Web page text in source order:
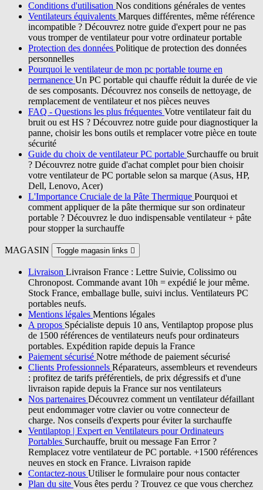
Conditions d'utilisation Nos conditions générales de ventes
Ventilateurs équivalents Marques différentes, même référence
incompatible ? Découvrez notre guide d'expert pour ne pas
vous tromper de ventilateur pour votre ordinateur portable
Protection des données Politique de protection des données
personnelles
Pourquoi le ventilateur de mon pc portable tourne en
permanence Un PC portable qui chauffe réduit la durée de vie
de ses composants. Découvrez nos conseils de nettoyage, de
remplacement de ventilateur et nos pièces neuves
FAQ - Questions les plus fréquentes Votre ventilateur fait du
bruit ou est HS ? Découvrez notre guide pour diagnostiquer la
panne, choisir les bons outils et remplacer votre pièce en toute
sécurité
Guide du choix de ventilateur PC portable Surchauffe ou bruit
? Découvrez notre guide d'achat complet pour bien choisir
votre ventilateur de PC portable selon sa marque (Asus, HP,
Dell, Lenovo, Acer)
L'Importance Cruciale de la Pâte Thermique Pourquoi et
comment appliquer de la pâte thermique sur son ordinateur
portable ? Découvrez le duo indispensable ventilateur + pâte
pour stopper la surchauffe
MAGASIN Toggle magasin links 
Livraison Livraison France : Lettre Suivie, Colissimo ou
Chronopost. Commande avant 10h = expédié le jour même.
Stock France, emballage bulle, suivi inclus. Ventilateurs PC
portables neufs.
Mentions légales Mentions légales
A propos Spécialiste depuis 10 ans, Ventilaptop propose plus
de 1500 références de ventilateurs neufs pour ordinateurs
portables. Expédition rapide depuis la France
Paiement sécurisé Notre méthode de paiement sécurisé
Clients Professionnels Réparateurs, assembleurs et revendeurs
: profitez de tarifs préférentiels, de prix dégressifs et d'une
livraison rapide depuis la France sur nos ventilateurs
Nos partenaires Découvrez comment un ventilateur défaillant
peut endommager votre clavier ou votre connecteur de
charge. Nos conseils d'experts pour éviter la surchauffe
Ventilaptop | Expert en Ventilateurs pour Ordinateurs
Portables Surchauffe, bruit ou message Fan Error ?
Remplacez votre ventilateur de PC portable. +1500 références
neuves en stock en France. Livraison rapide
Contactez-nous Utiliser le formulaire pour nous contacter
Plan du site Vous êtes perdu ? Trouvez ce que vous cherchez